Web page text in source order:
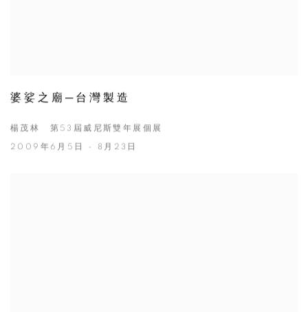
婆娑之廟─台灣製造
楊茂林 第53屆威尼斯雙年展個展
2009年6月5日 - 8月23日